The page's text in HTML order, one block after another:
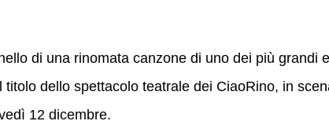
di una rinomata canzone di uno dei più grandi e
dello spettacolo teatrale dei CiaoRino, in
12 dicembre.